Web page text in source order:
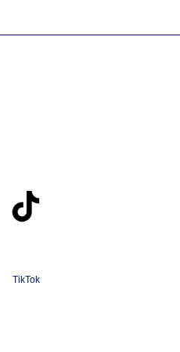
TikTok